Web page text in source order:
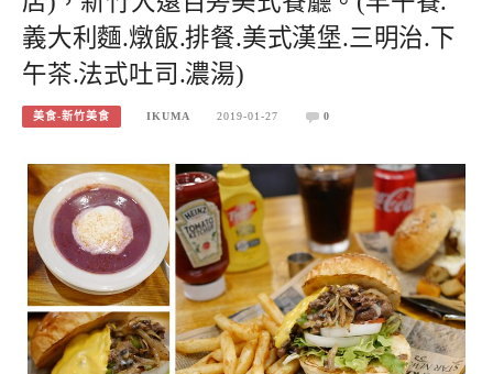
義大利麵.燉飯.排餐.美式漢堡.三明治.下
午茶.法式吐司.濃湯)
美食-新竹美食 IKUMA 2019-01-27 0